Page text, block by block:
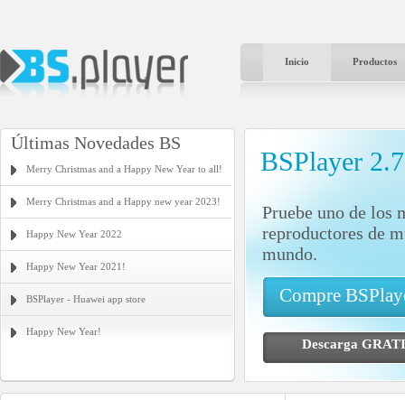
Inicio Productos
Últimas Novedades BS
Merry Christmas and a Happy New Year to all!
Merry Christmas and a Happy new year 2023!
Happy New Year 2022
Happy New Year 2021!
BSPlayer - Huawei app store
Happy New Year!
BSPlayer
Pruebe uno de los
reproductores de
mundo.
Compre
Descarga